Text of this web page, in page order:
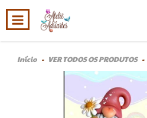
Início - VER TODOS OS PRODUTOS -